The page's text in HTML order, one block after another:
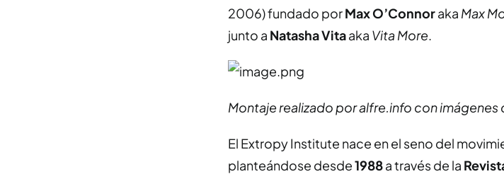
2006) fundado porMax O’Connoraka Max
junto a Natasha Vitaaka Vita More.
Montaje realizado por alfre.info con imágenes
El Extropy Institute nace en el seno del
planteándose desde1988a través de la